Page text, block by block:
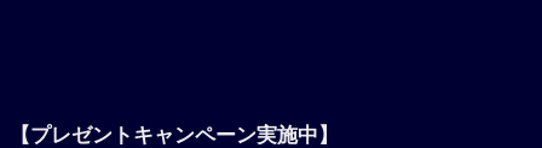
【プレゼントキャンペーン実施中】